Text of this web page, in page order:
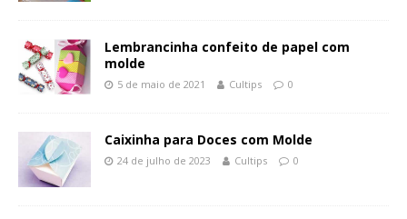
Lembrancinha confeito de papel com
molde
5 de maio de 2021 Cultips 0
Caixinha para Doces com Molde
24 de julho de 2023 Cultips 0